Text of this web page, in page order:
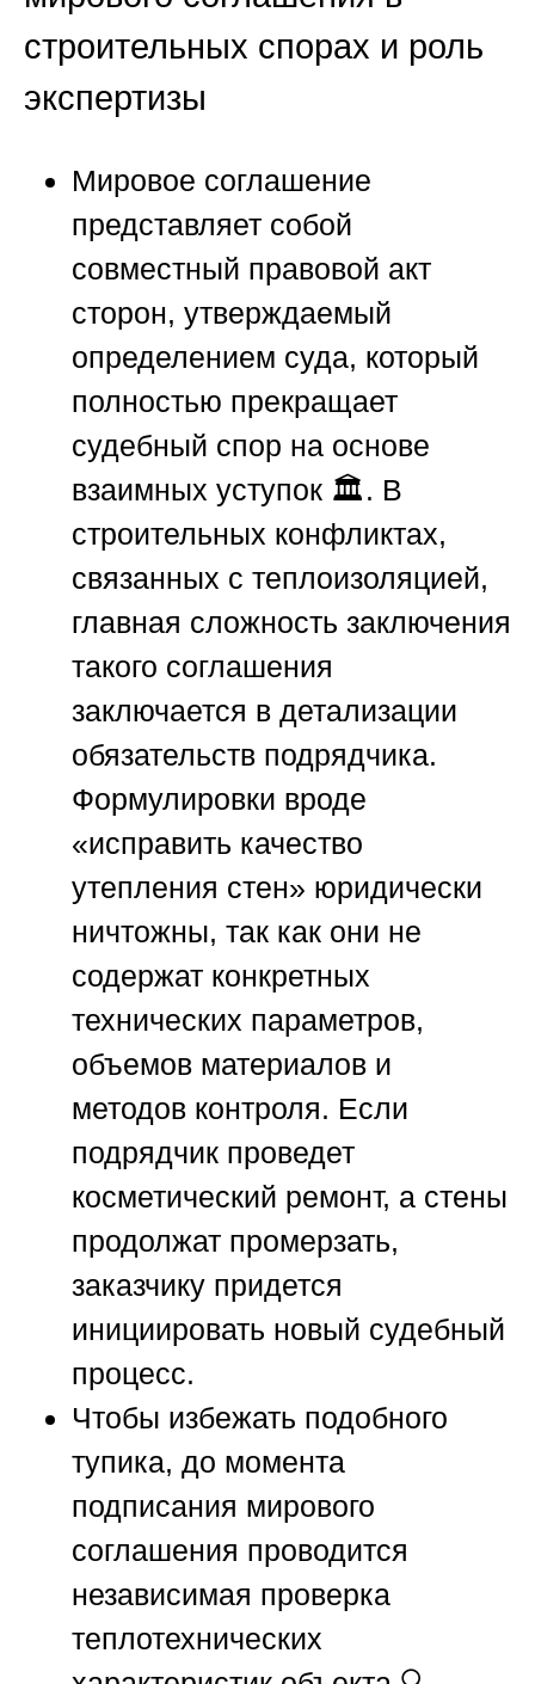
строительных спорах и роль
экспертизы
Мировое соглашение
представляет собой
совместный правовой акт
сторон, утверждаемый
определением суда, который
полностью прекращает
судебный спор на основе
взаимных уступок 🏛️. В
строительных конфликтах,
связанных с теплоизоляцией,
главная сложность заключения
такого соглашения
заключается в детализации
обязательств подрядчика.
Формулировки вроде
«исправить качество
утепления стен» юридически
ничтожны, так как они не
содержат конкретных
технических параметров,
объемов материалов и
методов контроля. Если
подрядчик проведет
косметический ремонт, а стены
продолжат промерзать,
заказчику придется
инициировать новый судебный
процесс.
Чтобы избежать подобного
тупика, до момента
подписания мирового
соглашения проводится
независимая проверка
теплотехнических